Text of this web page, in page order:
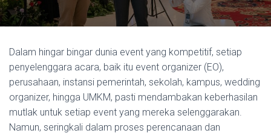
Dalam hingar bingar dunia event yang kompetitif, setiap
penyelenggara acara, baik itu event organizer (EO),
perusahaan, instansi pemerintah, sekolah, kampus, wedding
organizer, hingga UMKM, pasti mendambakan keberhasilan
mutlak untuk setiap event yang mereka selenggarakan.
Namun, seringkali dalam proses perencanaan dan